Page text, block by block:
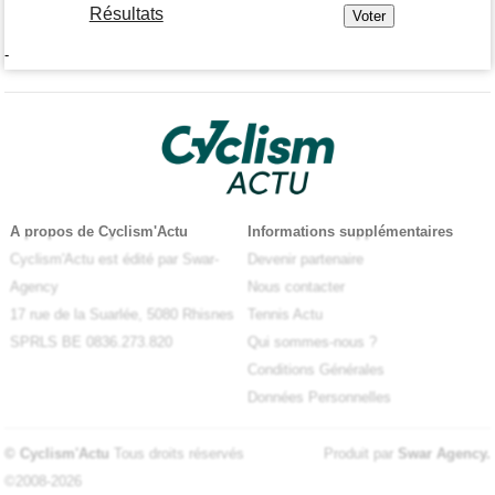
Résultats
-
A propos de Cyclism'Actu
Cyclism'Actu est édité par Swar-
Agency
17 rue de la Suarlée, 5080 Rhisnes
SPRLS BE 0836.273.820
Informations supplémentaires
Devenir partenaire
Nous contacter
Tennis Actu
Qui sommes-nous ?
Conditions Générales
Données Personnelles
© Cyclism'Actu Tous droits réservés
©2008-2026
Produit par Swar Agency.